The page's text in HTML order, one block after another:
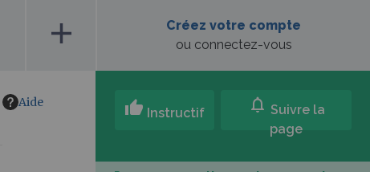
add
Créez votre compte
ou connectez-vous
Aide thumb_up Instructif notifications Suivre la
page